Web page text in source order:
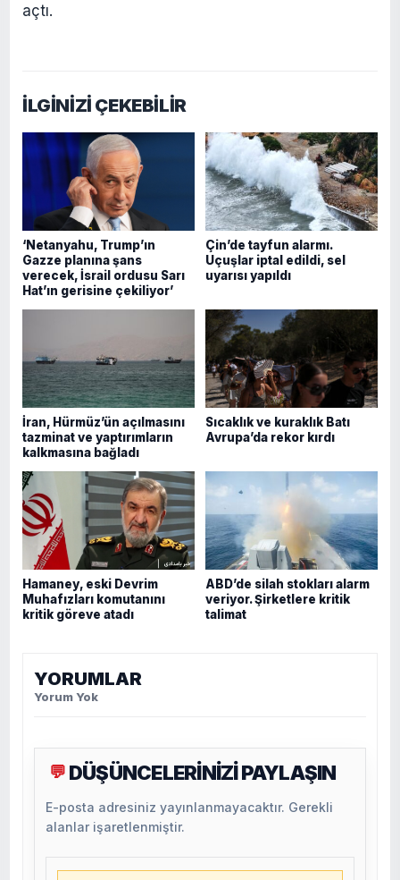
açtı.
İLGİNİZİ ÇEKEBİLİR
‘Netanyahu, Trump’ın
Gazze planına şans
verecek, İsrail ordusu Sarı
Hat’ın gerisine çekiliyor’
Çin’de tayfun alarmı.
Uçuşlar iptal edildi, sel
uyarısı yapıldı
İran, Hürmüz’ün açılmasını
tazminat ve yaptırımların
kalkmasına bağladı
Sıcaklık ve kuraklık Batı
Avrupa’da rekor kırdı
Hamaney, eski Devrim
Muhafızları komutanını
kritik göreve atadı
ABD’de silah stokları alarm
veriyor. Şirketlere kritik
talimat
YORUMLAR
Yorum Yok
💬 DÜŞÜNCELERİNİZİ PAYLAŞIN
E-posta adresiniz yayınlanmayacaktır. Gerekli
alanlar işaretlenmiştir.